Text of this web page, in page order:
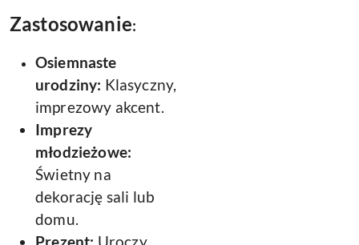
Zastosowanie:
Osiemnaste
urodziny: Klasyczny,
imprezowy akcent.
Imprezy
młodzieżowe:
Świetny na
dekorację sali lub
domu.